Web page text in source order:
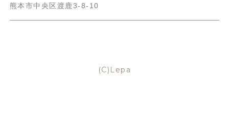
熊本市中央区渡鹿3-8-10
(C)Lepa